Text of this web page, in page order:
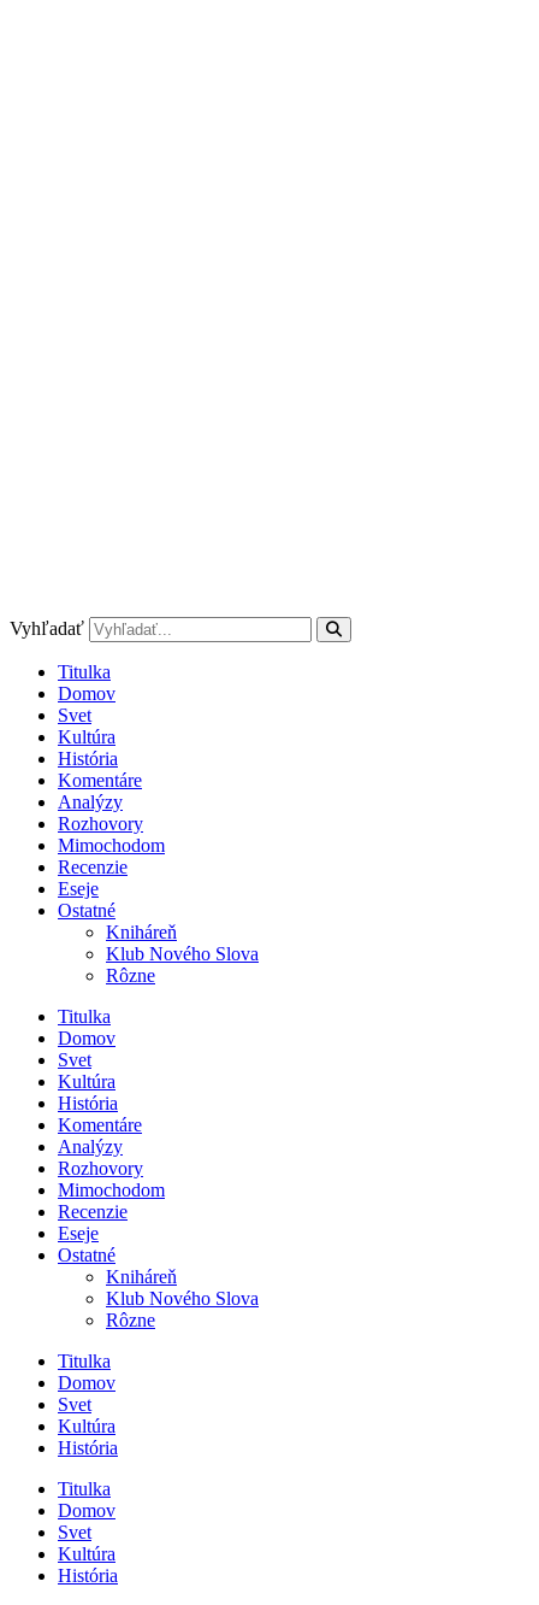
Vyhľadať
Titulka
Domov
Svet
Kultúra
História
Komentáre
Analýzy
Rozhovory
Mimochodom
Recenzie
Eseje
Ostatné
Kniháreň
Klub Nového Slova
Rôzne
Titulka
Domov
Svet
Kultúra
História
Komentáre
Analýzy
Rozhovory
Mimochodom
Recenzie
Eseje
Ostatné
Kniháreň
Klub Nového Slova
Rôzne
Titulka
Domov
Svet
Kultúra
História
Titulka
Domov
Svet
Kultúra
História